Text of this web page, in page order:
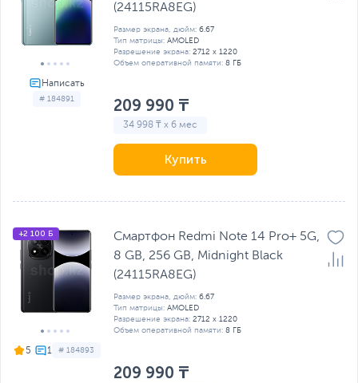
# 184891
(24115RA8EG)
Размер экрана, дюйм: 6.67
Тип матрицы: AMOLED
Разрешение экрана: 2712 x 1220
Объем оперативной памяти: 8 ГБ
209 990 ₸
34 998 ₸ x 6 мес
Купить
5 # 184893
+2 100 Б
Смартфон Redmi Note 14 Pro+ 5G,
8 GB, 256 GB, Midnight Black
(24115RA8EG)
Размер экрана, дюйм: 6.67
Тип матрицы: AMOLED
Разрешение экрана: 2712 x 1220
Объем оперативной памяти: 8 ГБ
209 990 ₸